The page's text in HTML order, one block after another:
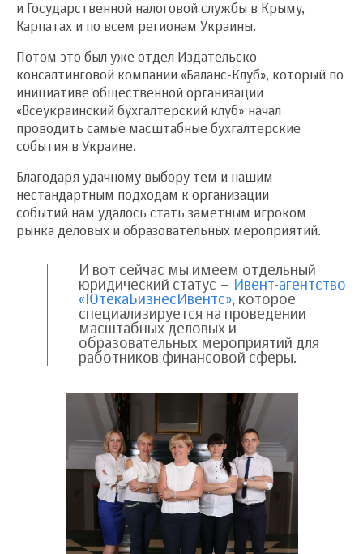
и Государственной налоговой службы в Крыму,
Карпатах и по всем регионам Украины.
Потом это был уже отдел Издательско-
консалтинговой компании «Баланс-Клуб», который по
инициативе общественной организации
«Всеукраинский бухгалтерский клуб» начал
проводить самые масштабные бухгалтерские
события в Украине.
Благодаря удачному выбору тем и нашим
нестандартным подходам к организации
событий нам удалось стать заметным игроком
рынка деловых и образовательных мероприятий.
И вот сейчас мы имеем отдельный
юридический статус – И вент-агентство
«ЮтекаБизнесИвентс», которое
специализируется на проведении
масштабных деловых и
образовательных мероприятий для
работников финансовой сферы.